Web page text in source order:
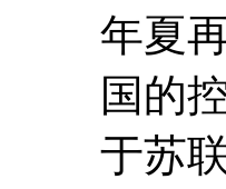
年夏
国的
于苏